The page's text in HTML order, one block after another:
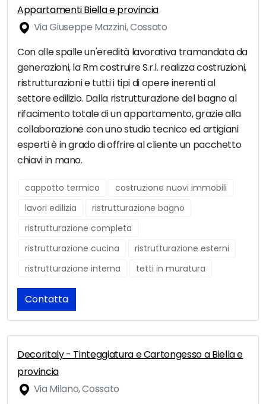
Appartamenti Biella e provincia
Via Giuseppe Mazzini, Cossato
Con alle spalle un'eredità lavorativa tramandata da
generazioni, la Rm costruire S.r.l. realizza costruzioni,
ristrutturazioni e tutti i tipi di opere inerenti al
settore edilizio. Dalla ristrutturazione del bagno al
rifacimento totale di un appartamento, grazie alla
collaborazione con uno studio tecnico ed artigiani
esperti è in grado di offrire al cliente un pacchetto
chiavi in mano.
cappotto termico
costruzione nuovi immobili
lavori edilizia
ristrutturazione bagno
ristrutturazione completa
ristrutturazione cucina
ristrutturazione esterni
ristrutturazione interna
tetti in muratura
Contatta
Decoritaly - Tinteggiatura e Cartongesso a Biella e
provincia
Via Milano, Cossato